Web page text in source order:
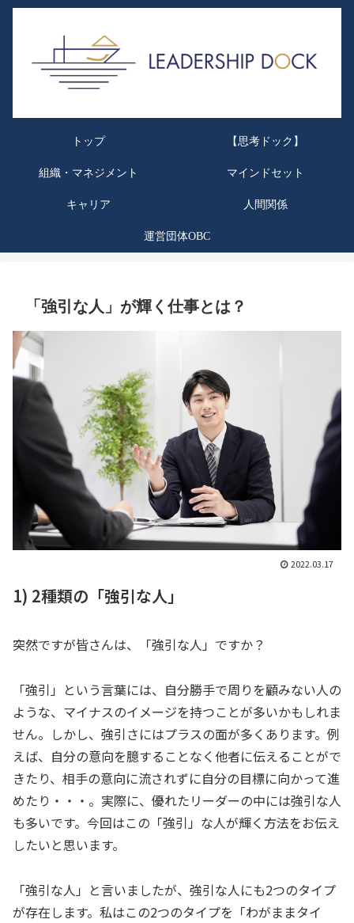
トップ 【思考ドック】
組織・マネジメント マインドセット
キャリア 人間関係
運営団体OBC
「強引な人」が輝く仕事とは？
2022.03.17
1) 2種類の「強引な人」
突然ですが皆さんは、「強引な人」ですか？
「強引」という言葉には、自分勝手で周りを顧みない人の
ような、マイナスのイメージを持つことが多いかもしれま
せん。しかし、強引さにはプラスの面が多くあります。例
えば、自分の意向を臆することなく他者に伝えることがで
きたり、相手の意向に流されずに自分の目標に向かって進
めたり・・・。実際に、優れたリーダーの中には強引な人
も多いです。今回はこの「強引」な人が輝く方法をお伝え
したいと思います。
「強引な人」と言いましたが、強引な人にも2つのタイプ
が存在します。私はこの2つのタイプを「わがままタイ